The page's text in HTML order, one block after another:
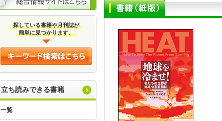
探している書籍や月刊誌が
簡単に見つかります。
立ち読みできる書籍
一覧